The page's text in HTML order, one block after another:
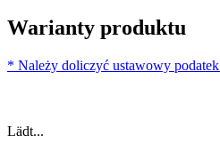
Warianty produktu
* Należy doliczyć ustawowy
Lädt...